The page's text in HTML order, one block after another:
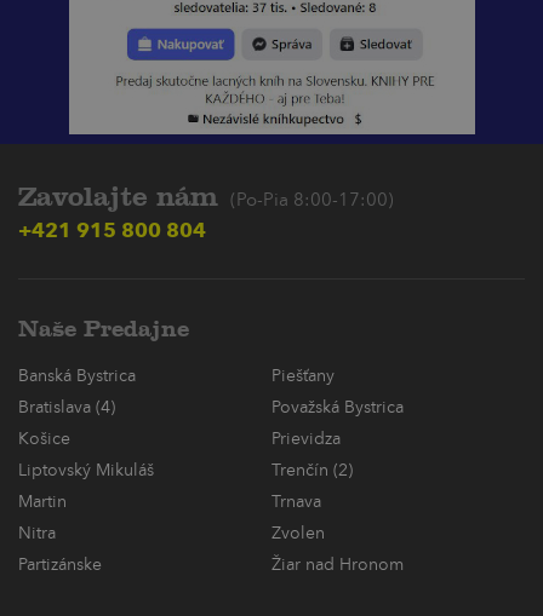
Zavolajte nám (Po-Pia 8:00-17:00)
+421 915 800 804
Naše Predajne
Banská Bystrica
Piešťany
Bratislava (4)
Považská Bystrica
Košice
Prievidza
Liptovský Mikuláš
Trenčín (2)
Martin
Trnava
Nitra
Zvolen
Partizánske
Žiar nad Hronom